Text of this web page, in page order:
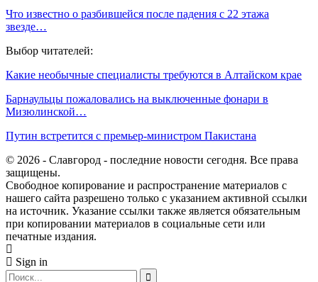
Что известно о разбившейся после падения с 22 этажа
звезде…
Выбор читателей:
Какие необычные специалисты требуются в Алтайском крае
Барнаульцы пожаловались на выключенные фонари в
Мизюлинской…
Путин встретится с премьер-министром Пакистана
© 2026 - Славгород - последние новости сегодня. Все права
защищены.
Свободное копирование и распространение материалов с
нашего сайта разрешено только с указанием активной ссылки
на источник. Указание ссылки также является обязательным
при копировании материалов в социальные сети или
печатные издания.
Sign in